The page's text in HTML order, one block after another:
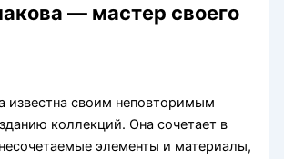
— мастер своего
известна своим неповторимым
коллекций. Она сочетает в
элементы и материалы,